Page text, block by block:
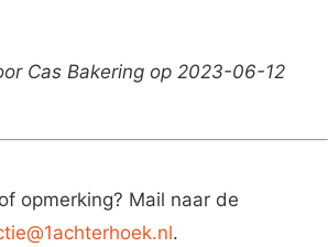
Cas Bakering op 2023-06-12
opmerking? Mail naar de
.